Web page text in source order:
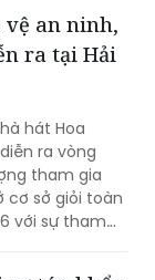
da cam”.
an ninh,
ra tại Hải
hát Hoa
ra vòng
tham gia
cơ sở giỏi toàn
với sự tham